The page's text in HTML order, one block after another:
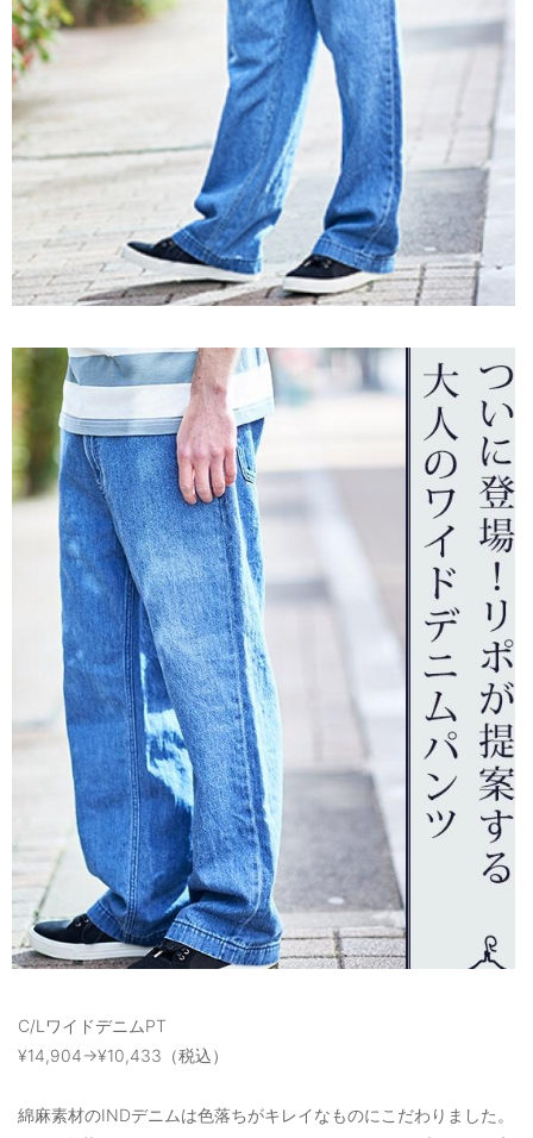
お買い物カゴ
ご利用ガイド
特定商取引法に基づく表記
お問い合わせ
C/LワイドデニムPT
¥14,904→¥10,433（税込）
綿麻素材のINDデニムは色落ちがキレイなものにこだわりました。